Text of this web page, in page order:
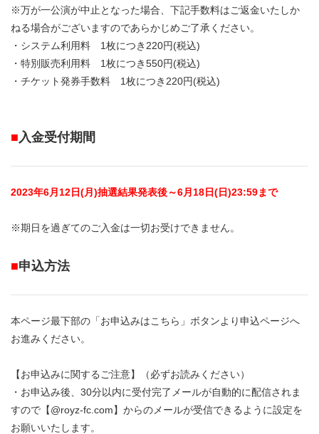
※万が一公演が中止となった場合、下記手数料はご返金いたしか
ねる場合がございますのであらかじめご了承ください。
・システム利用料 1枚につき220円(税込)
・特別販売利用料 1枚につき550円(税込)
・チケット発券手数料 1枚につき220円(税込)
■入金受付期間
2023年6月12日(月)抽選結果発表後～6月18日(日)23:59まで
※期日を過ぎてのご入金は一切お受けできません。
■申込方法
本ページ最下部の「お申込みはこちら」ボタンより申込ページへ
お進みください。
【お申込みに関するご注意】（必ずお読みください）
・お申込み後、30分以内に受付完了メールが自動的に配信されま
すので【@royz-fc.com】からのメールが受信できるように設定を
お願いいたします。